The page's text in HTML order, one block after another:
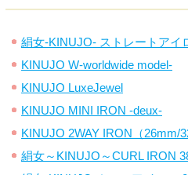
絹女-KINUJO- ストレートアイ
KINUJO W-worldwide model-
KINUJO LuxeJewel
KINUJO MINI IRON -deux-
KINUJO 2WAY IRON（26mm/
絹女～KINUJO～CURL IRON